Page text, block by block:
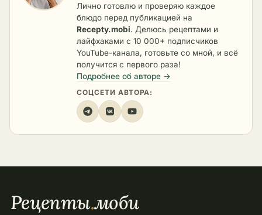
Лично готовлю и проверяю каждое
блюдо перед публикацией на
Recepty.mobi. Делюсь рецептами и
лайфхаками с 10 000+ подписчиков
YouTube-канала, готовьте со мной, и всё
получится с первого раза!
Подробнее об авторе →
СОЦСЕТИ АВТОРА:
Рецепты.моби